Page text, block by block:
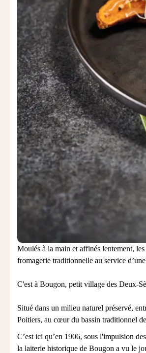
Moulés à la main et affinés lentement, les
fromagerie traditionnelle au service
C'est à Bougon, petit village des Deux-
Situé dans un milieu naturel préservé,
Poitiers, au cœur du bassin traditionnel
C’est ici qu’en 1906, sous l'impulsion
la laiterie historique de Bougon a vu le